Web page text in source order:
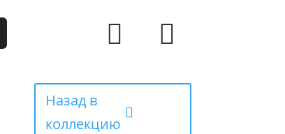
Назад в
коллекцию